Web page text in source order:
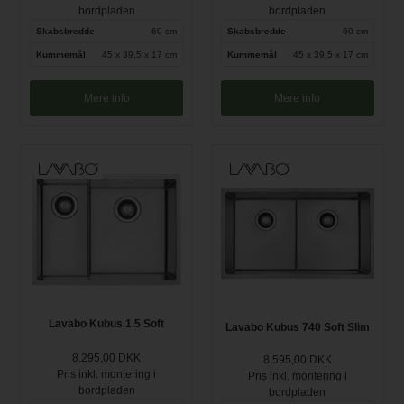
bordpladen
Skabsbredde 60 cm
Kummemål 45 x 39,5 x 17 cm
Mere info
bordpladen
Skabsbredde 60 cm
Kummemål 45 x 39,5 x 17 cm
Mere info
Lavabo Kubus 1.5 Soft
8.295,00 DKK
Pris inkl. montering i
bordpladen
Lavabo Kubus 740 Soft Slim
8.595,00 DKK
Pris inkl. montering i
bordpladen